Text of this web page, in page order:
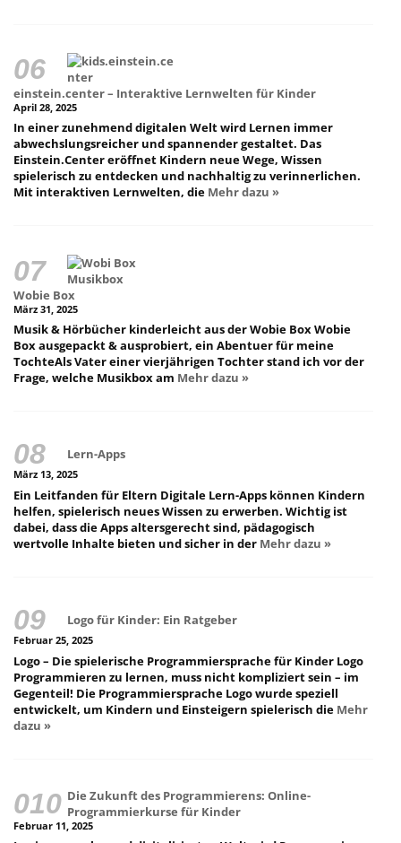
einstein.center – Interaktive Lernwelten für Kinder
April 28, 2025
In einer zunehmend digitalen Welt wird Lernen immer
abwechslungsreicher und spannender gestaltet. Das
Einstein.Center eröffnet Kindern neue Wege, Wissen
spielerisch zu entdecken und nachhaltig zu verinnerlichen.
Mit interaktiven Lernwelten, die Mehr dazu »
Wobie Box
März 31, 2025
Musik & Hörbücher kinderleicht aus der Wobie Box Wobie
Box ausgepackt & ausprobiert, ein Abentuer für meine
TochteAls Vater einer vierjährigen Tochter stand ich vor der
Frage, welche Musikbox am Mehr dazu »
Lern-Apps
März 13, 2025
Ein Leitfanden für Eltern Digitale Lern-Apps können Kindern
helfen, spielerisch neues Wissen zu erwerben. Wichtig ist
dabei, dass die Apps altersgerecht sind, pädagogisch
wertvolle Inhalte bieten und sicher in der Mehr dazu »
Logo für Kinder: Ein Ratgeber
Februar 25, 2025
Logo – Die spielerische Programmiersprache für Kinder Logo
Programmieren zu lernen, muss nicht kompliziert sein – im
Gegenteil! Die Programmiersprache Logo wurde speziell
entwickelt, um Kindern und Einsteigern spielerisch die Mehr
dazu »
Die Zukunft des Programmierens: Online-
Programmierkurse für Kinder
Februar 11, 2025